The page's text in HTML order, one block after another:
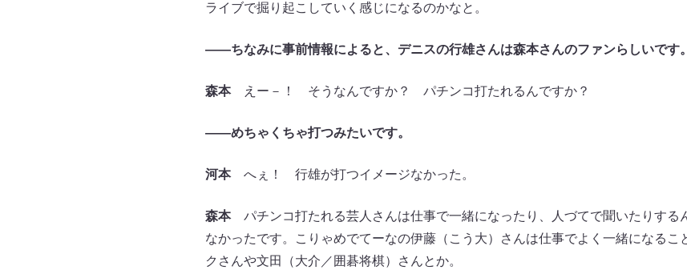
ライブで掘り起こしていく感じになるのかなと。
――ちなみに事前情報によると、デニスの行雄さんは森本さんのファンらしいです。
森本えー－！ そうなんですか？ パチンコ打たれるんですか？
――めちゃくちゃ打つみたいです。
河本へぇ！ 行雄が打つイメージなかった。
森本パチンコ打たれる芸人さんは仕事で一緒になったり、人づてで聞いたりする
なかったです。こりゃめでてーなの伊藤（こう大）さんは仕事でよく一緒になるこ
クさんや文田（大介／囲碁将棋）さんとか。